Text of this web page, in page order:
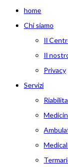
home
Chi siamo
Il
Il
Privacy
Servizi